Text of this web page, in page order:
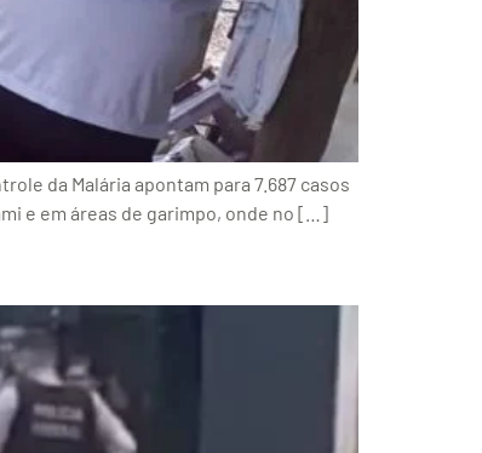
da Malária apontam para 7.687 casos
e em áreas de garimpo, onde no […]